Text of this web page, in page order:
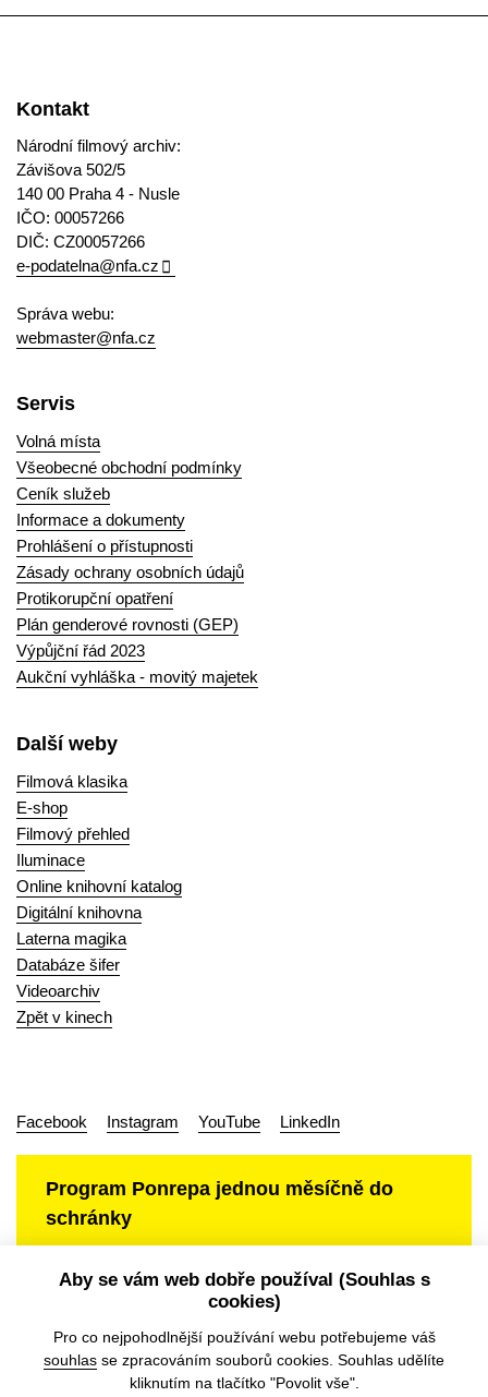
Kontakt
Národní filmový archiv:
Závišova 502/5
140 00 Praha 4 - Nusle
IČO: 00057266
DIČ: CZ00057266
e-podatelna@nfa.cz
Správa webu:
webmaster@nfa.cz
Servis
Volná místa
Všeobecné obchodní podmínky
Ceník služeb
Informace a dokumenty
Prohlášení o přístupnosti
Zásady ochrany osobních údajů
Protikorupční opatření
Plán genderové rovnosti (GEP)
Výpůjční řád 2023
Aukční vyhláška - movitý majetek
Další weby
Filmová klasika
E-shop
Filmový přehled
Iluminace
Online knihovní katalog
Digitální knihovna
Laterna magika
Databáze šifer
Videoarchiv
Zpět v kinech
Facebook Instagram YouTube LinkedIn
Program Ponrepa jednou měsíčně do
schránky
Aby se vám web dobře používal (Souhlas s
cookies)
Pro co nejpohodlnější používání webu potřebujeme váš
souhlas se zpracováním souborů cookies. Souhlas udělíte
kliknutím na tlačítko "Povolit vše".